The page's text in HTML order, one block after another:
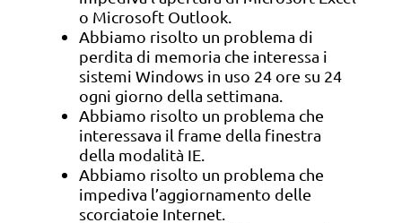
o Microsoft Outlook.
Abbiamo risolto un problema di
perdita di memoria che interessa i
sistemi Windows in uso 24 ore su 24
ogni giorno della settimana.
Abbiamo risolto un problema che
interessava il frame della finestra
della modalità IE.
Abbiamo risolto un problema che
impediva l’aggiornamento delle
scorciatoie Internet.